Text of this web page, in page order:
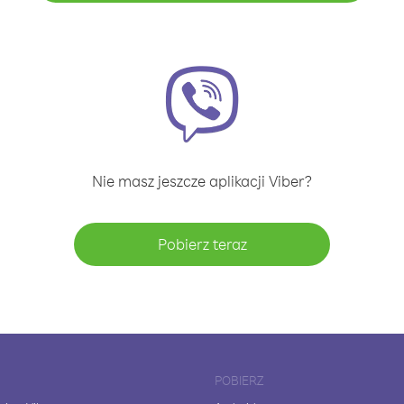
Nie masz jeszcze aplikacji Viber?
Pobierz teraz
POBIERZ